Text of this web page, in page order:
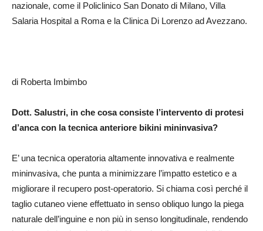
nazionale, come il Policlinico San Donato di Milano, Villa
Salaria Hospital a Roma e la Clinica Di Lorenzo ad Avezzano.
di Roberta Imbimbo
Dott. Salustri, in che cosa consiste l’intervento di protesi
d’anca con la tecnica anteriore bikini mininvasiva?
E’ una tecnica operatoria altamente innovativa e realmente
mininvasiva, che punta a minimizzare l’impatto estetico e a
migliorare il recupero post-operatorio. Si chiama così perché il
taglio cutaneo viene effettuato in senso obliquo lungo la piega
naturale dell’inguine e non più in senso longitudinale, rendendo